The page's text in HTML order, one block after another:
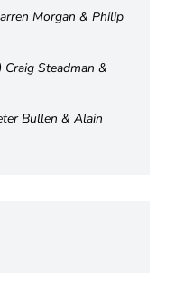
Morgan & Philip
Steadman &
Bullen & Alain